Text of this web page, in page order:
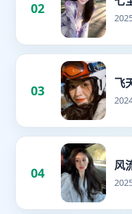
02
03 飞
04 风